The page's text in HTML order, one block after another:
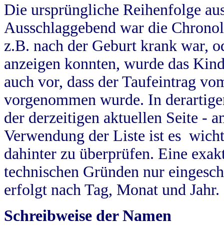
Die ursprüngliche Reihenfolge
Ausschlaggebend war die
z.B. nach der Geburt krank war,
anzeigen konnten, wurde das
auch vor, dass der Taufeintrag
vorgenommen wurde. In
der derzeitigen aktuellen Seite -
Verwendung der Liste ist es
dahinter zu überprüfen. Eine
technischen Gründen nur
erfolgt nach Tag, Monat und Jahr.
Schreibweise der Namen